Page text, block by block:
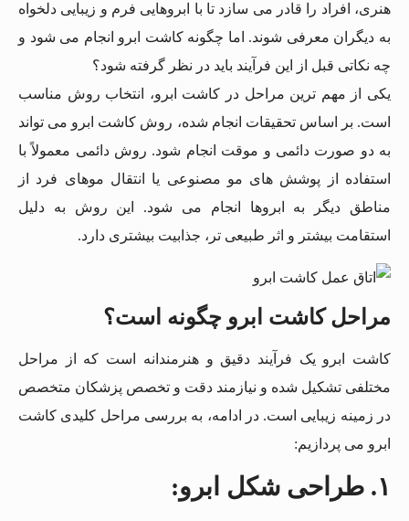
هنری، افراد را قادر می سازد تا با ابروهایی فرم و زیبایی دلخواه
به دیگران معرفی شوند. اما چگونه کاشت ابرو انجام می شود و
چه نکاتی قبل از این فرآیند باید در نظر گرفته شود؟
یکی از مهم ترین مراحل در کاشت ابرو، انتخاب روش مناسب
است. بر اساس تحقیقات انجام شده، روش کاشت ابرو می تواند
به دو صورت دائمی و موقت انجام شود. روش دائمی معمولاً با
استفاده از پوشش های مو مصنوعی یا انتقال موهای فرد از
مناطق دیگر به ابروها انجام می شود. این روش به دلیل
استقامت بیشتر و اثر طبیعی تر، جذابیت بیشتری دارد.
مراحل کاشت ابرو چگونه است؟
کاشت ابرو یک فرآیند دقیق و هنرمندانه است که از مراحل
مختلفی تشکیل شده و نیازمند دقت و تخصص پزشکان متخصص
در زمینه زیبایی است. در ادامه، به بررسی مراحل کلیدی کاشت
ابرو می پردازیم:
۱. طراحی شکل ابرو: